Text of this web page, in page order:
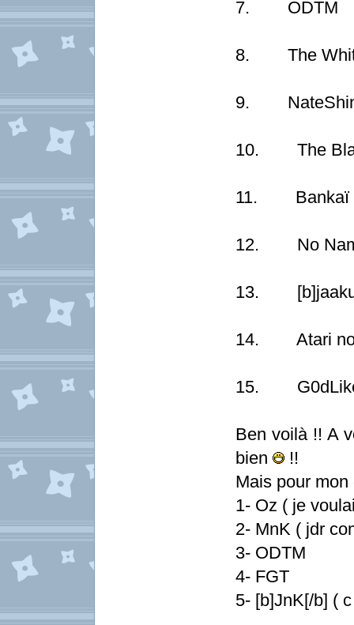
7. ODTM
8. The
9.
10. The
11. Bankaï
12. No
13. [b]jaaku
14. Atari no
15.
Ben voilà !! A
bien
!!
Mais pour
1- Oz ( je
2- MnK ( jdr
3- ODTM
4- FGT
5- [b]JnK[/b] (